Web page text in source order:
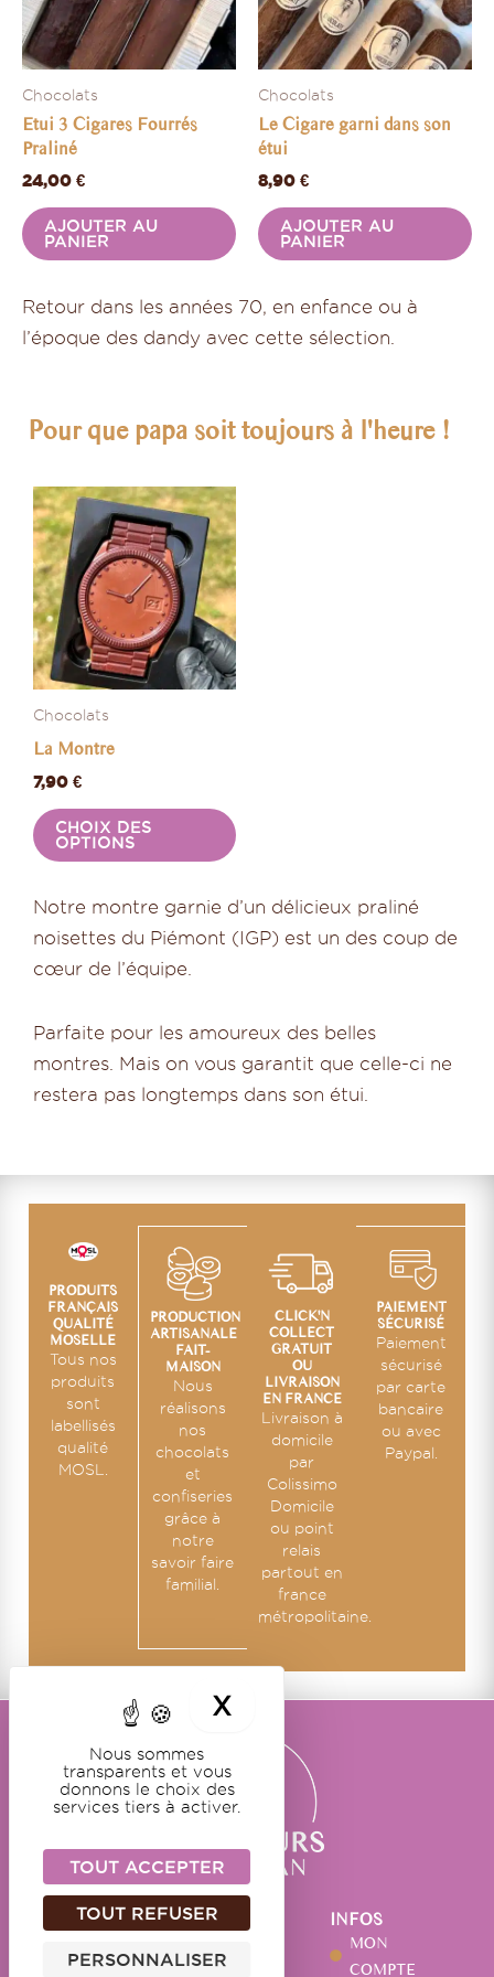
Chocolats
Etui 3 Cigares Fourrés
Praliné
24,00 €
AJOUTER AU
PANIER
Chocolats
Le Cigare garni dans son
étui
8,90 €
AJOUTER AU
PANIER
Retour dans les années 70, en enfance ou à
l’époque des dandy avec cette sélection.
Pour que papa soit toujours à l'heure !
Chocolats
La Montre
7,90 €
CHOIX DES
OPTIONS
Ce
produit
a
plusieurs
variations.
Les
options
la
du
produit
Notre montre garnie d’un délicieux praliné
noisettes du Piémont (IGP) est un des coup de
cœur de l’équipe.
Parfaite pour les amoureux des belles
montres. Mais on vous garantit que celle-ci ne
restera pas longtemps dans son étui.
PRODUITS
FRANÇAIS
QUALITÉ
MOSELLE
Tous nos
produits
sont
labellisés
qualité
MOSL.
PRODUCTION
ARTISANALE
FAIT-
MAISON
Nous
réalisons
nos
chocolats
et
confiseries
grâce à
notre
savoir faire
familial.
CLICK'N
COLLECT
GRATUIT
OU
LIVRAISON
EN FRANCE
Livraison à
domicile
par
Colissimo
Domicile
ou point
relais
partout en
france
métropolitaine.
PAIEMENT
SÉCURISÉ
Paiement
sécurisé
par carte
bancaire
ou avec
Paypal.
NOS
DOUCEURS
GUIMAUVES
NOTRE
MAISON
NOTRE
INFOS
MON
COMPTE
Nous sommes
transparents et vous
donnons le choix des
services tiers à activer.
TOUT ACCEPTER
TOUT REFUSER
PERSONNALISER
X MASQUER LE